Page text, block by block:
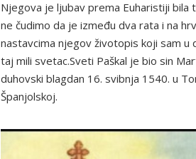
Njegova je ljubav prema Euharistiji bila
ne čudimo da je između dva rata i na
nastavcima njegov životopis koji sam
taj mili svetac.Sveti Paškal je bio sin
duhovski blagdan 16. svibnja 1540. u
Španjolskoj.